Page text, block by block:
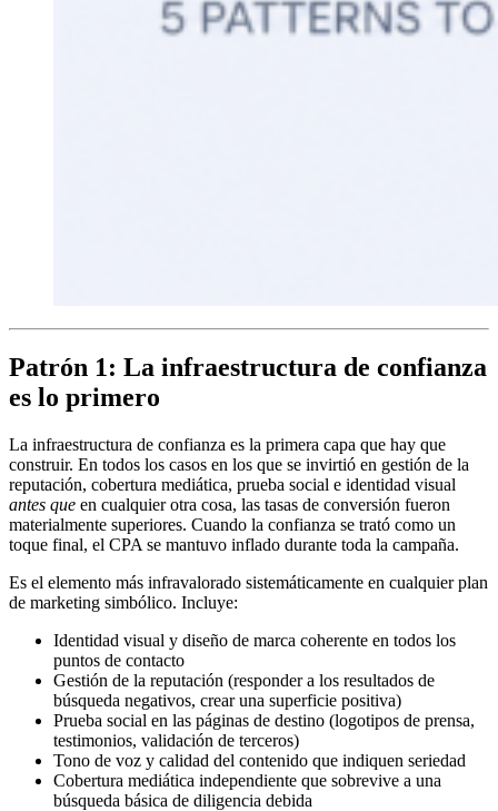
Patrón 1: La infraestructura de confianza
es lo primero
La infraestructura de confianza es la primera capa que hay que
construir. En todos los casos en los que se invirtió en gestión de la
reputación, cobertura mediática, prueba social e identidad visual
antes que en cualquier otra cosa, las tasas de conversión fueron
materialmente superiores. Cuando la confianza se trató como un
toque final, el CPA se mantuvo inflado durante toda la campaña.
Es el elemento más infravalorado sistemáticamente en cualquier plan
de marketing simbólico. Incluye:
Identidad visual y diseño de marca coherente en todos los
puntos de contacto
Gestión de la reputación (responder a los resultados de
búsqueda negativos, crear una superficie positiva)
Prueba social en las páginas de destino (logotipos de prensa,
testimonios, validación de terceros)
Tono de voz y calidad del contenido que indiquen seriedad
Cobertura mediática independiente que sobrevive a una
búsqueda básica de diligencia debida